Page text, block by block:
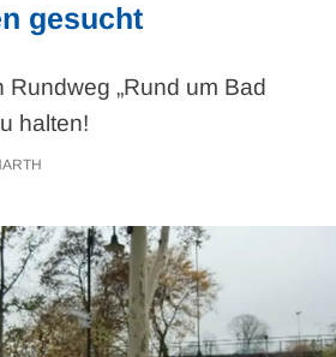
gesucht
Rundweg „Rund um Bad
halten!